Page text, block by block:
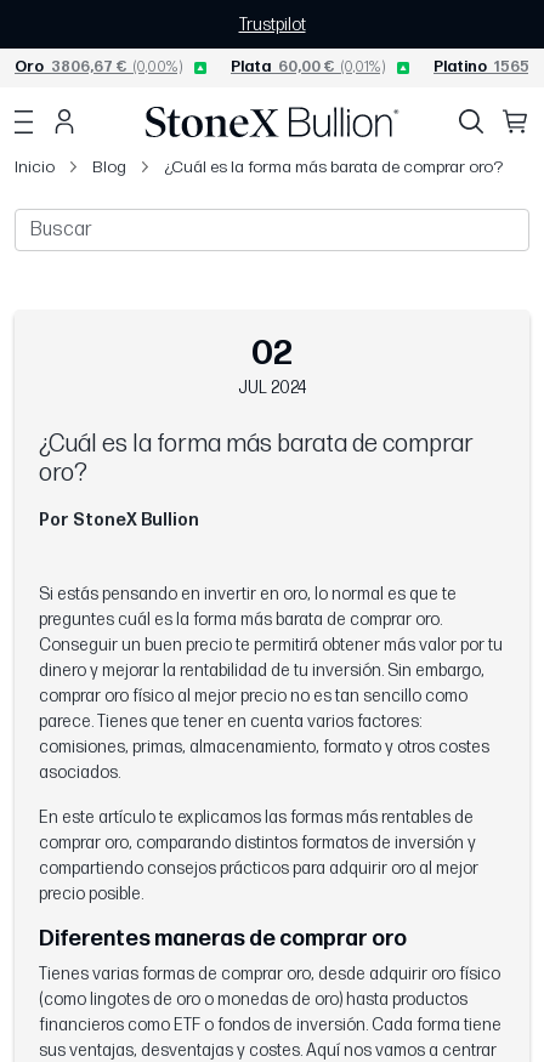
Trustpilot
Oro 3806,67 € (0,00%) Plata 60,00 € (0,01%) Platino
Inicio Blog ¿Cuál es la forma más barata de comprar oro?
02
JUL 2024
¿Cuál es la forma más barata de comprar
oro?
Por StoneX Bullion
Si estás pensando en invertir en oro, lo normal es que te
preguntes cuál es la forma más barata de comprar oro.
Conseguir un buen precio te permitirá obtener más valor por tu
dinero y mejorar la rentabilidad de tu inversión. Sin embargo,
comprar oro físico al mejor precio no es tan sencillo como
parece. Tienes que tener en cuenta varios factores:
comisiones, primas, almacenamiento, formato y otros costes
asociados.
En este artículo te explicamos las formas más rentables de
comprar oro, comparando distintos formatos de inversión y
compartiendo consejos prácticos para adquirir oro al mejor
precio posible.
Diferentes maneras de comprar oro
Tienes varias formas de comprar oro, desde adquirir oro físico
(como lingotes de oro o monedas de oro) hasta productos
financieros como ETF o fondos de inversión. Cada forma tiene
sus ventajas, desventajas y costes. Aquí nos vamos a centrar